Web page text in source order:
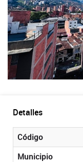
Detalles
Código
Municipio